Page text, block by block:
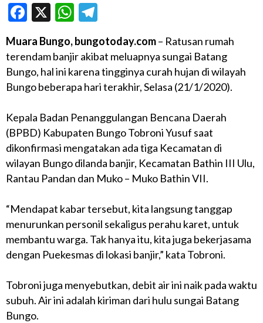
Facebook
X WhatsApp
Muara Bungo, bungotoday.com– Ratusan rumah
terendam banjir akibat meluapnya sungai Batang
Bungo, hal ini karena tingginya curah hujan di wilayah
Bungo beberapa hari terakhir, Selasa (21/1/2020).
Kepala Badan Penanggulangan Bencana Daerah
(BPBD) Kabupaten Bungo Tobroni Yusuf saat
dikonfirmasi mengatakan ada tiga Kecamatan di
wilayan Bungo dilanda banjir, Kecamatan Bathin III Ulu,
Rantau Pandan dan Muko – Muko Bathin VII.
“Mendapat kabar tersebut, kita langsung tanggap
menurunkan personil sekaligus perahu karet, untuk
membantu warga. Tak hanya itu, kita juga bekerjasama
dengan Puekesmas di lokasi banjir,” kata Tobroni.
Tobroni juga menyebutkan, debit air ini naik pada waktu
subuh. Air ini adalah kiriman dari hulu sungai Batang
Bungo.